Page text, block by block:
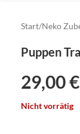
Start Neko
Puppen
29,00€
Nicht vorrätig